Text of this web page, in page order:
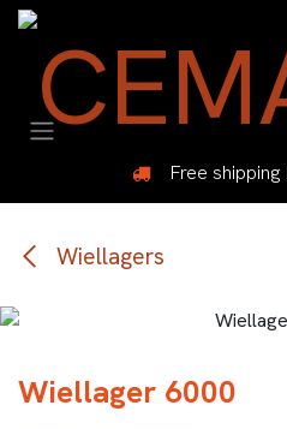
Overslaan naar inhoud
Free
Wiellagers
Wiellager 6000